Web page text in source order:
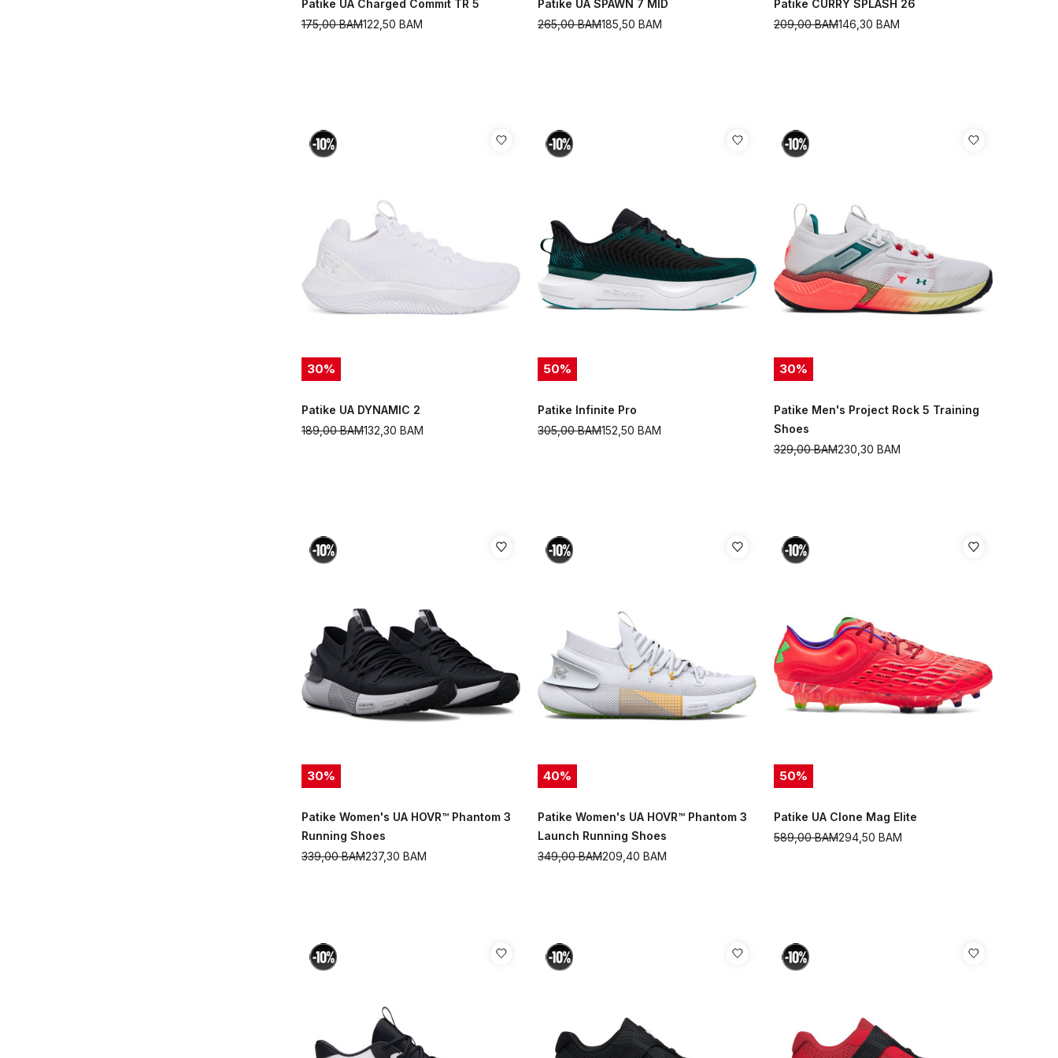
Patike UA Charged Commit TR 5
122,50 BAM
175,00BAM
Patike UA SPAWN 7 MID
185,50 BAM
265,00BAM
Patike CURRY SPLASH 26
146,30 BAM
209,00BAM
30%
Patike UA DYNAMIC 2
132,30 BAM
189,00BAM
50%
Patike Infinite Pro
152,50 BAM
305,00BAM
30%
Patike Men's Project Rock 5 Training
Shoes
230,30 BAM
329,00BAM
30%
Patike Women's UA HOVR™ Phantom 3
Running Shoes
237,30 BAM
339,00BAM
40%
Patike Women's UA HOVR™ Phantom 3
Launch Running Shoes
209,40 BAM
349,00BAM
50%
Patike UA Clone Mag Elite
294,50 BAM
589,00BAM